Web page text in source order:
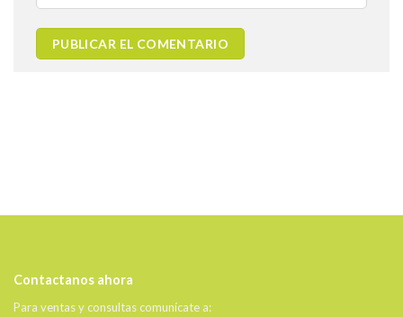
Contactanos ahora
Para ventas y consultas comunícate a: